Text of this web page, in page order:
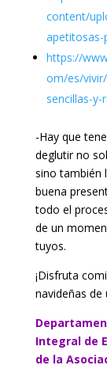
content/
apetitosas-
https://
om/es/
sencillas-
-Hay que
deglutir no
sino también
buena
todo el
de un
tuyos.
¡Disfruta
navideñas de
Integral de
de la